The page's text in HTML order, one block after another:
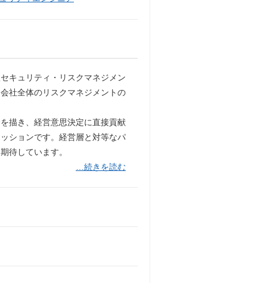
キュリティ・リスクマネジメン
社全体のリスクマネジメントの
描き、経営意思決定に直接貢献
ションです。経営層と対等なパ
待しています。
…続きを読む